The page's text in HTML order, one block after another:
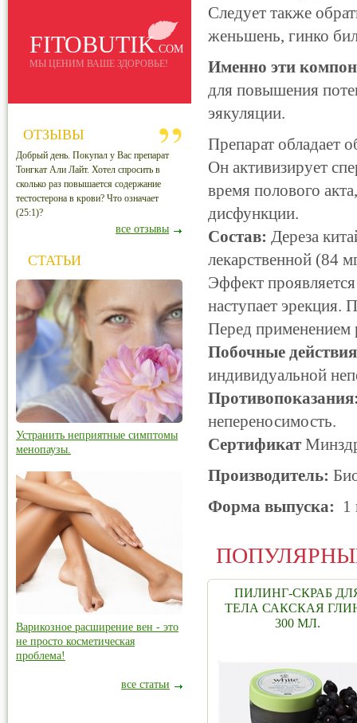
Следует также
женьшень, гинко
Именно эти
для повышения
эякуляции.
Препарат
Он активизирует
время полового
дисфункции.
Состав: Дереза
лекарственной (84
Эффект
наступает эрекция.
Перед применением
Побочные
индивидуальной
непереносимость.
Сертификат
Производитель:
Форма выпуска: 1
ПИЛИНГ-СКРАБ
ТЕЛА САКСКАЯ
300 МЛ.
FITOBUTIK.COM
МЫ ЦЕНИМ ВАШЕ ЗДОРОВЬЕ!
ОТЗЫВЫ
Добрый день. Покупал у Вас препарат
Тонгкат Али Лайт. Хотел спросить в
сколько раз повышается содержание
тестостерона в крови? Что означает
(25:1)?
все отзывы
СТАТЬИ
Устранить неприятные симптомы
менопаузы.
Варикозное расширение вен - это
не просто косметическая
проблема!
все статьи